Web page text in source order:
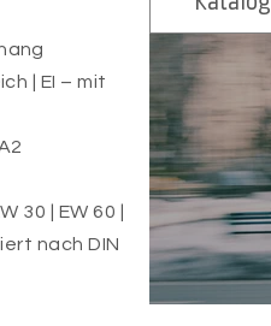
| EI – mit
30 | EW 60 |
nach DIN